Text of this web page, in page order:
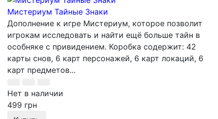
Мистериум Тайные Знаки
Дополнение к игре Мистериум, которое позволит
игрокам исследовать и найти ещё больше тайн в
особняке с привидением. Коробка содержит: 42
карты снов, 6 карт персонажей, 6 карт локаций, 6
карт предметов...
Нет в наличии
499 грн